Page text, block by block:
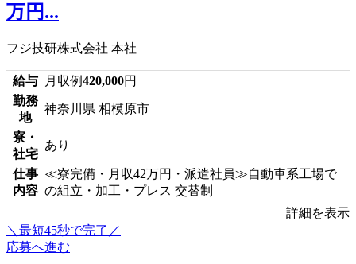
万円...
フジ技研株式会社 本社
給与 月収例420,000円
勤務
地
神奈川県 相模原市
寮・
社宅
あり
仕事
内容
≪寮完備・月収42万円・派遣社員≫自動車系工場で
の組立・加工・プレス 交替制
詳細を表示
＼最短45秒で完了／
応募へ進む